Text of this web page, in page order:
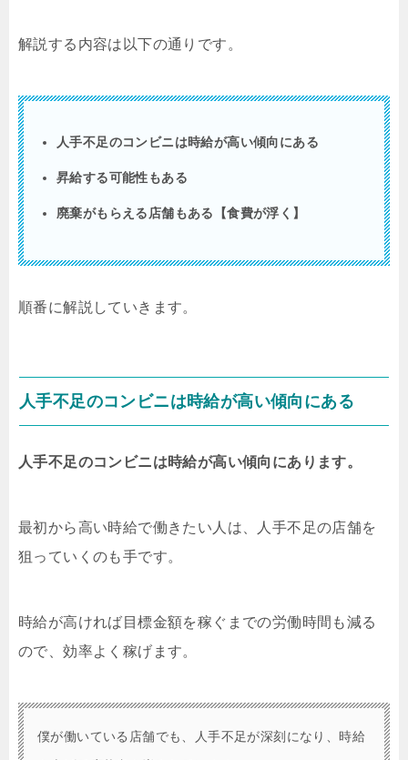
解説する内容は以下の通りです。
人手不足のコンビニは時給が高い傾向にある
昇給する可能性もある
廃棄がもらえる店舗もある【食費が浮く】
順番に解説していきます。
人手不足のコンビニは時給が高い傾向にある
人手不足のコンビニは時給が高い傾向にあります。
最初から高い時給で働きたい人は、人手不足の店舗を
狙っていくのも手です。
時給が高ければ目標金額を稼ぐまでの労働時間も減る
ので、効率よく稼げます。
僕が働いている店舗でも、人手不足が深刻になり、時給